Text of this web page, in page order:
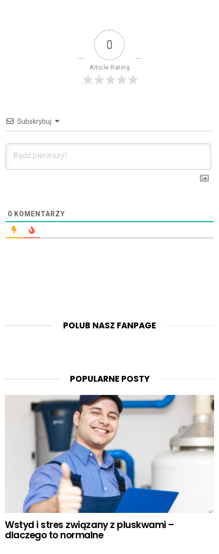
0
Article Rating
Subskrybuj
0 KOMENTARZY
POLUB NASZ FANPAGE
POPULARNE POSTY
Wstyd i stres związany z pluskwami –
dlaczego to normalne